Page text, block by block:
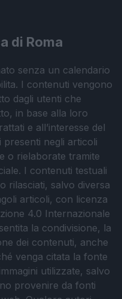
di Roma
senza un calendario
I contenuti vengono
dagli utenti che
in base alla loro
e all’interesse del
presenti negli articoli
o rielaborate tramite
I contenuti testuali
rilasciati, salvo diversa
articoli, con licenza
4.0 Internazionale
la condivisione, la
dei contenuti, anche
venga citata la fonte
utilizzate, salvo
provenire da fonti